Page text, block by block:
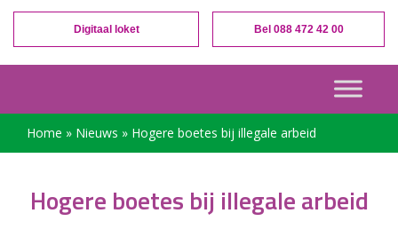
Digitaal loket Bel 088 472 42 00
Home » Nieuws » Hogere boetes bij illegale arbeid
Hogere boetes bij illegale arbeid